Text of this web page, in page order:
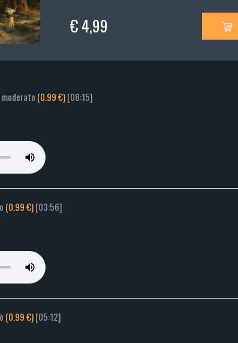
€ 4,99
moderato (0.99 €)[08:15]
(0.99 €)[03:56]
(0.99 €)[05:12]